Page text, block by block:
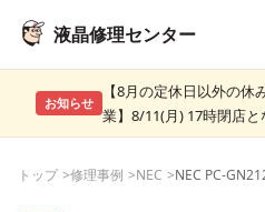
液晶修理センター
お知らせ
【8月の定休日以外の
業】8/11(月) 17時閉店と
トップ 修理事例 NEC